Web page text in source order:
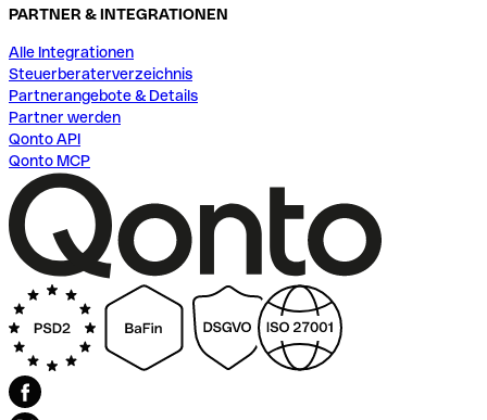
PARTNER & INTEGRATIONEN
Alle Integrationen
Steuerberaterverzeichnis
Partnerangebote & Details
Partner werden
Qonto API
Qonto MCP